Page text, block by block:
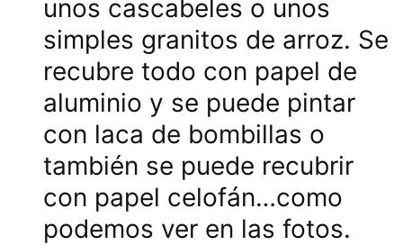
unos cascabeles o unos
simples granitos de arroz. Se
recubre todo con papel de
aluminio y se puede pintar
con laca de bombillas o
también se puede recubrir
con papel celofán…como
podemos ver en las fotos.